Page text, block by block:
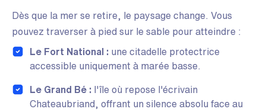
Dès que la mer se retire, le paysage change. Vous
pouvez traverser à pied sur le sable pour atteindre :
Le Fort National : une citadelle protectrice
accessible uniquement à marée basse.
Le Grand Bé : l'île où repose l'écrivain
Chateaubriand, offrant un silence absolu face au